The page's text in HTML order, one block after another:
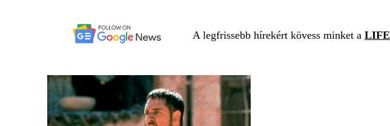
A legfrissebb hírekért kövess minket a LIFE